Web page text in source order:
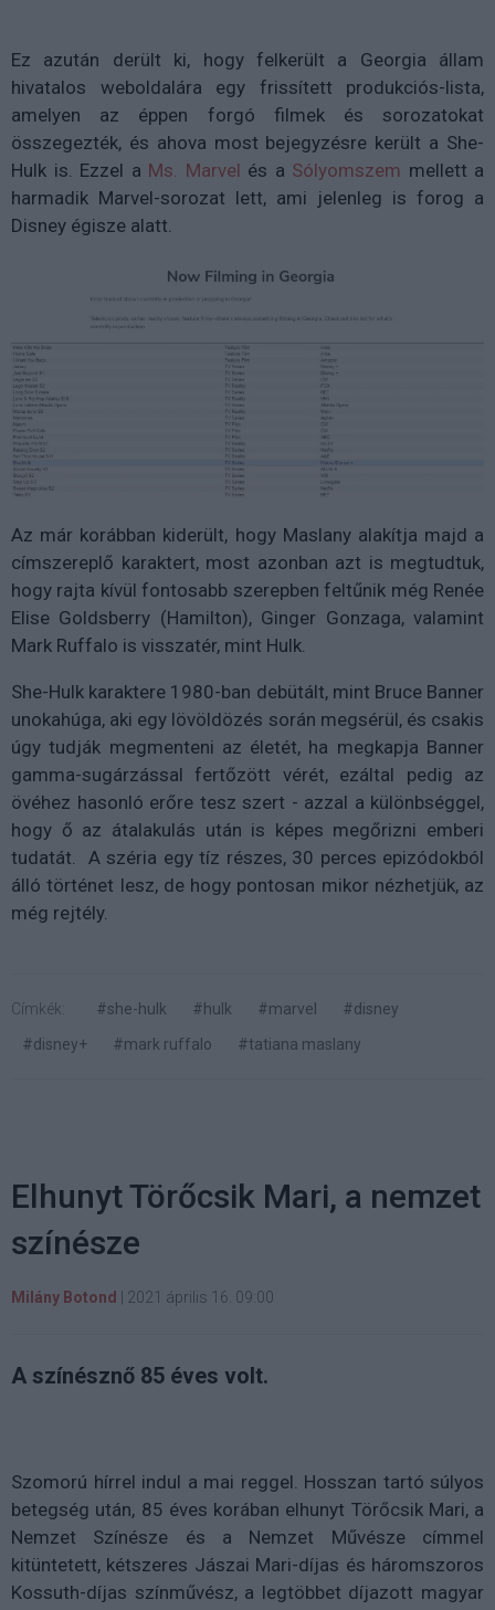
Ez azután derült ki, hogy felkerült a Georgia állam
hivatalos weboldalára egy frissített produkciós-lista,
amelyen az éppen forgó filmek és sorozatokat
összegezték, és ahova most bejegyzésre került a She-
Hulk is. Ezzel a Ms. Marvel és a Sólyomszem mellett a
harmadik Marvel-sorozat lett, ami jelenleg is forog a
Disney égisze alatt.
Az már korábban kiderült, hogy Maslany alakítja majd a
címszereplő karaktert, most azonban azt is megtudtuk,
hogy rajta kívül fontosabb szerepben feltűnik még Renée
Elise Goldsberry (Hamilton), Ginger Gonzaga, valamint
Mark Ruffalo is visszatér, mint Hulk.
She-Hulk karaktere 1980-ban debütált, mint Bruce Banner
unokahúga, aki egy lövöldözés során megsérül, és csakis
úgy tudják megmenteni az életét, ha megkapja Banner
gamma-sugárzással fertőzött vérét, ezáltal pedig az
övéhez hasonló erőre tesz szert - azzal a különbséggel,
hogy ő az átalakulás után is képes megőrizni emberi
tudatát. A széria egy tíz részes, 30 perces epizódokból
álló történet lesz, de hogy pontosan mikor nézhetjük, az
még rejtély.
Címkék: #she-hulk #hulk #marvel
#disney
#disney+
#mark ruffalo #tatiana maslany
Elhunyt Törőcsik Mari, a nemzet
színésze
Milány Botond 2021 április 16. 09:00
A színésznő 85 éves volt.
Szomorú hírrel indul a mai reggel. Hosszan tartó súlyos
betegség után, 85 éves korában elhunyt Törőcsik Mari, a
Nemzet Színésze és a Nemzet Művésze címmel
kitüntetett, kétszeres Jászai Mari-díjas és háromszoros
Kossuth-díjas színművész, a legtöbbet díjazott magyar